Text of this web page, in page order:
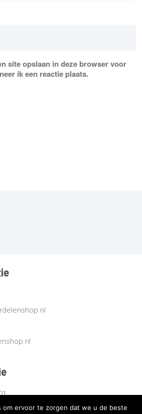
site opslaan in deze browser voor
ik een reactie plaats.
om ervoor te zorgen dat we u de beste